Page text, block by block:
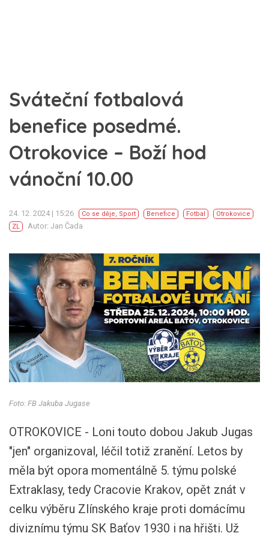
Sváteční fotbalová
benefice posedmé.
Otrokovice – Boží hod
vánoční 10.00
24. 12. 2024 | 15:26 Co se děje, Sport Benefice Fotbal
Otrokovice
ZL
Autor: Jan Čada
Foto: FB Jakuba Jugase
OTROKOVICE - Loni touto dobou Jakub Jugas
"jen" organizoval, léčil totiž zranění. Letos by
měla být opora momentálně 5. týmu polské
Extraklasy, tedy Cracovie Krakov, opět znát v
celku výběru Zlínského kraje proti domácímu
diviznímu týmu SK Baťov 1930 i na hřišti. Už